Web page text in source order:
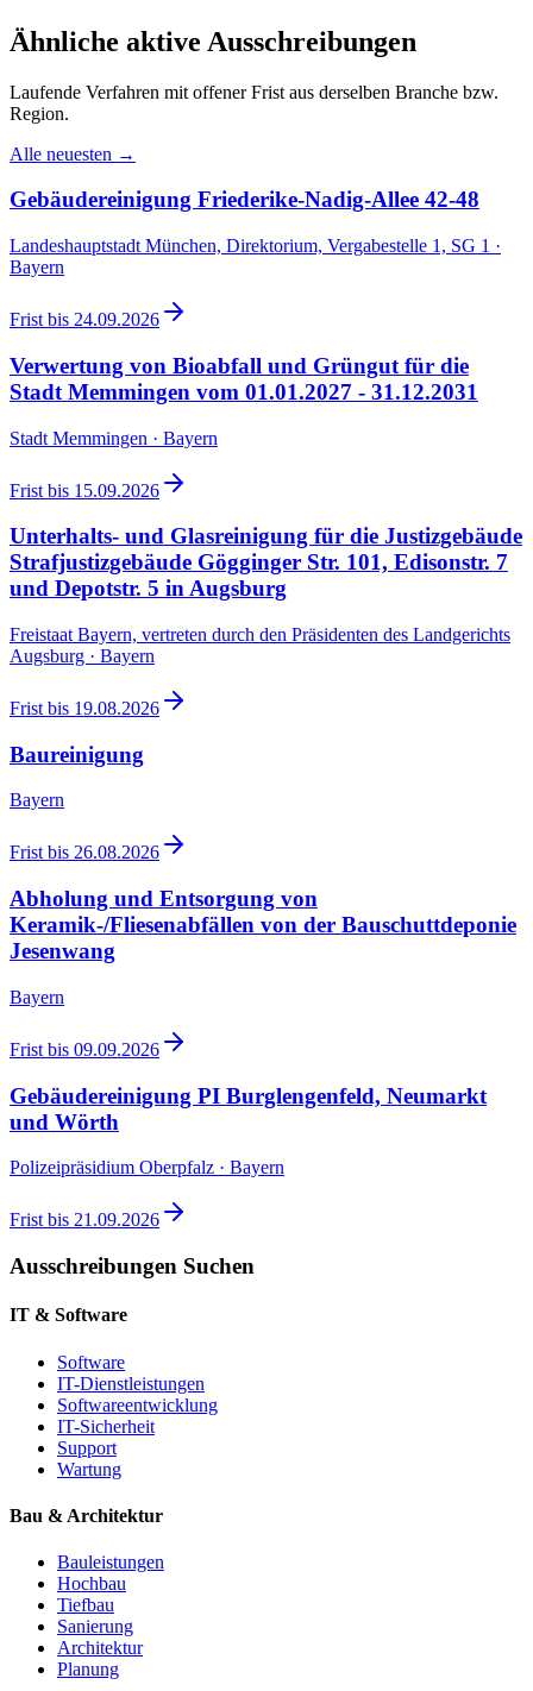
Ähnliche aktive Ausschreibungen
Laufende Verfahren mit offener Frist aus derselben Branche bzw.
Region.
Alle neuesten →
Gebäudereinigung Friederike-Nadig-Allee 42-48
Landeshauptstadt München, Direktorium, Vergabestelle 1, SG 1 ·
Bayern
Frist bis 24.09.2026
Verwertung von Bioabfall und Grüngut für die
Stadt Memmingen vom 01.01.2027 - 31.12.2031
Stadt Memmingen · Bayern
Frist bis 15.09.2026
Unterhalts- und Glasreinigung für die Justizgebäude
Strafjustizgebäude Gögginger Str. 101, Edisonstr. 7
und Depotstr. 5 in Augsburg
Freistaat Bayern, vertreten durch den Präsidenten des Landgerichts
Augsburg · Bayern
Frist bis 19.08.2026
Baureinigung
Bayern
Frist bis 26.08.2026
Abholung und Entsorgung von
Keramik-/Fliesenabfällen von der Bauschuttdeponie
Jesenwang
Bayern
Frist bis 09.09.2026
Gebäudereinigung PI Burglengenfeld, Neumarkt
und Wörth
Polizeipräsidium Oberpfalz · Bayern
Frist bis 21.09.2026
Ausschreibungen Suchen
IT & Software
Software
IT-Dienstleistungen
Softwareentwicklung
IT-Sicherheit
Support
Wartung
Bau & Architektur
Bauleistungen
Hochbau
Tiefbau
Sanierung
Architektur
Planung